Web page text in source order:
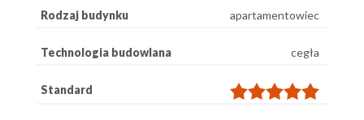
Rodzaj budynku apartamentowiec
Technologia budowlana cegła
Standard